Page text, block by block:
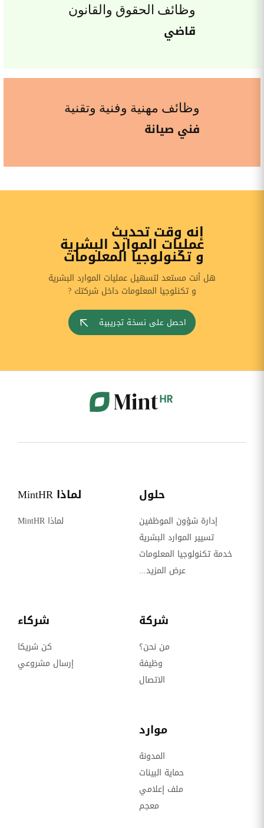
وظائف الحقوق والقانون
قاضي
وظائف مهنية وفنية وتقنية
فني صيانة
إنه وقت تحديث
عمليات الموارد البشرية
و تكنولوجيا المعلومات
هل أنت مستعد لتسهيل عمليات الموارد البشرية
و تكنلوجيا المعلومات داخل شركتك ?
احصل على نسخة تجريبية
حلول
إدارة شؤون الموظفين
تسيير الموارد البشرية
خدمة تكنولوجيا المعلومات
عرض المزيد...
لماذا MintHR
لماذا MintHR
شركة
من نحن؟
وظيفة
الاتصال
شركاء
كن شريكا
إرسال مشروعي
موارد
المدونة
حماية البينات
ملف إعلامي
معجم